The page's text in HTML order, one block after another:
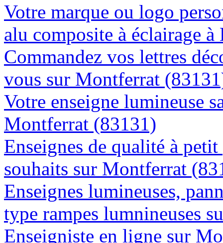
Votre marque ou logo
alu composite à éclairage
Commandez vos lettres
vous sur Montferrat
Votre enseigne lumineuse
Montferrat (83131)
Enseignes de qualité à
souhaits sur Montferrat
Enseignes lumineuses,
type rampes lumnineuses
Enseigniste en ligne sur